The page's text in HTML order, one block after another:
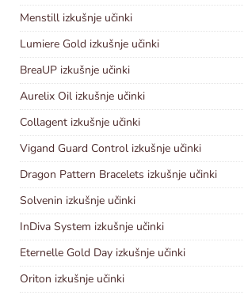
Menstill izkušnje učinki
Lumiere Gold izkušnje učinki
BreaUP izkušnje učinki
Aurelix Oil izkušnje učinki
Collagent izkušnje učinki
Vigand Guard Control izkušnje učinki
Dragon Pattern Bracelets izkušnje učinki
Solvenin izkušnje učinki
InDiva System izkušnje učinki
Eternelle Gold Day izkušnje učinki
Oriton izkušnje učinki